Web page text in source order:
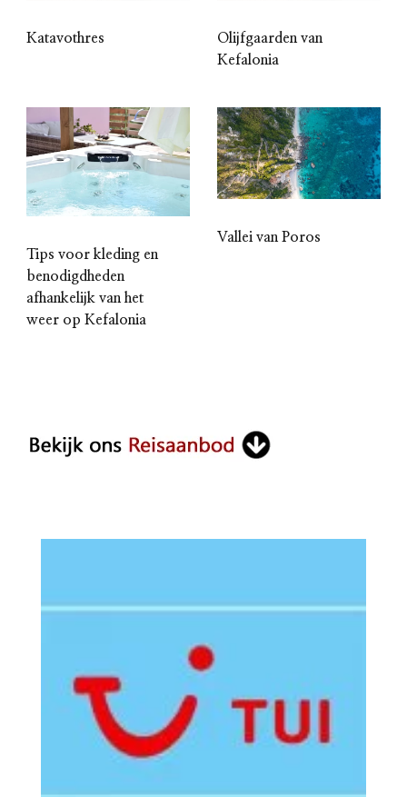
Katavothres
Olijfgaarden van
Kefalonia
Tips voor kleding en
benodigdheden
afhankelijk van het
weer op Kefalonia
Vallei van Poros